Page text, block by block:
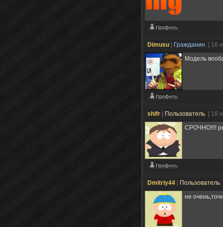
Dimusu Гражданин | 16
Модель
shifr Пользователь | 16
СРОЧНО!!!!
Dmitriy44 Пользователь
не